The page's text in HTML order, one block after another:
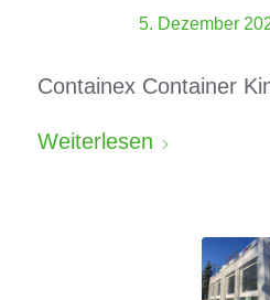
5. Dezember
Containex Container
Weiterlesen